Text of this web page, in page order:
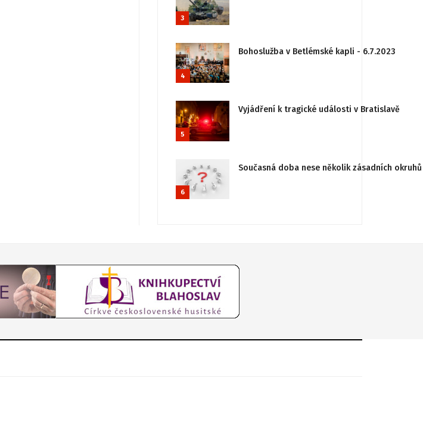
3
4
Bohoslužba v Betlémské kapli - 6.7.2023
5
Vyjádření k tragické události v Bratislavě
6
Současná doba nese několik zásadních